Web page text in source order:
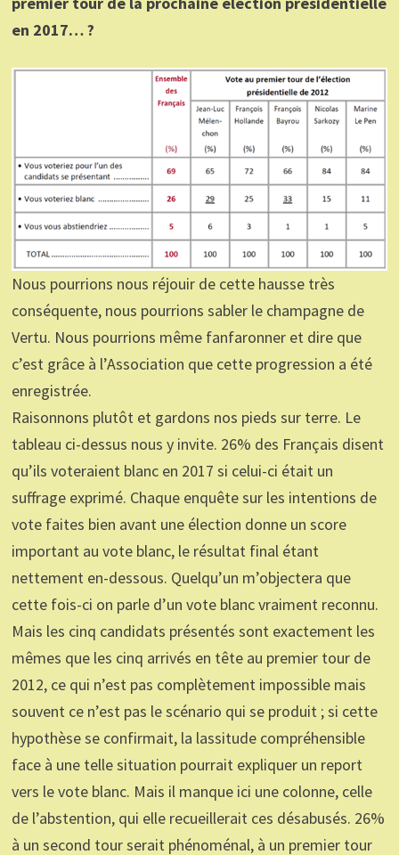
en 2017… ?
Nous pourrions nous réjouir de cette hausse très
conséquente, nous pourrions sabler le champagne de
Vertu. Nous pourrions même fanfaronner et dire que
c’est grâce à l’Association que cette progression a été
enregistrée.
Raisonnons plutôt et gardons nos pieds sur terre. Le
tableau ci-dessus nous y invite. 26% des Français disent
qu’ils voteraient blanc en 2017 si celui-ci était un
suffrage exprimé. Chaque enquête sur les intentions de
vote faites bien avant une élection donne un score
important au vote blanc, le résultat final étant
nettement en-dessous. Quelqu’un m’objectera que
cette fois-ci on parle d’un vote blanc vraiment reconnu.
Mais les cinq candidats présentés sont exactement les
mêmes que les cinq arrivés en tête au premier tour de
2012, ce qui n’est pas complètement impossible mais
souvent ce n’est pas le scénario qui se produit ; si cette
hypothèse se confirmait, la lassitude compréhensible
face à une telle situation pourrait expliquer un report
vers le vote blanc. Mais il manque ici une colonne, celle
de l’abstention, qui elle recueillerait ces désabusés. 26%
à un second tour serait phénoménal, à un premier tour